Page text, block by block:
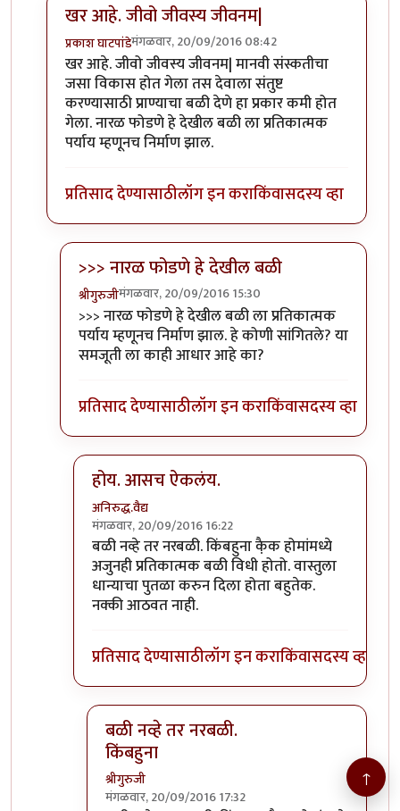
खर आहे. जीवो जीवस्य जीवनम|
प्रकाश घाटपांडेमंगळवार, 20/09/2016 08:42
In reply toनिसर्ग कायदा संस्कति वगैरे..byचौकटराजा
खर आहे. जीवो जीवस्य जीवनम| मानवी संस्कतीचा
जसा विकास होत गेला तस देवाला संतुष्ट
करण्यासाठी प्राण्याचा बळी देणे हा प्रकार कमी होत
गेला. नारळ फोडणे हे देखील बळी ला प्रतिकात्मक
पर्याय म्हणूनच निर्माण झाल.
प्रतिसाद देण्यासाठीलॉग इन कराकिंवासदस्य व्हा
>>> नारळ फोडणे हे देखील बळी
श्रीगुरुजीमंगळवार, 20/09/2016 15:30
In reply toखर आहे. जीवो जीवस्य जीवनम|by
>>> नारळ फोडणे हे देखील बळी ला प्रतिकात्मक
पर्याय म्हणूनच निर्माण झाल. हे कोणी सांगितले? या
समजूती ला काही आधार आहे का?
प्रतिसाद देण्यासाठीलॉग इन कराकिंवासदस्य व्हा
होय. आसच ऐकलंय.
अनिरुद्ध.वैद्य
मंगळवार, 20/09/2016 16:22
In reply to>>> नारळ फोडणे हे देखील बळीby
बळी नव्हे तर नरबळी. किंबहुना कै़क होमांमध्ये
अजुनही प्रतिकात्मक बळी विधी होतो. वास्तुला
धान्याचा पुतळा करुन दिला होता बहुतेक.
नक्की आठवत नाही.
प्रतिसाद देण्यासाठीलॉग इन कराकिंवासदस्य व्हा
बळी नव्हे तर नरबळी.
किंबहुना
श्रीगुरुजी
मंगळवार, 20/09/2016 17:32
↑